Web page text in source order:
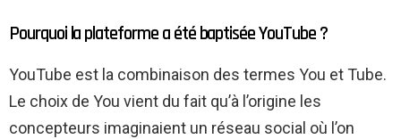
Pourquoi la plateforme a été baptisée YouTube ?
YouTube est la combinaison des termes You et Tube.
Le choix de You vient du fait qu’à l’origine les
concepteurs imaginaient un réseau social où l’on